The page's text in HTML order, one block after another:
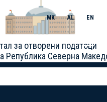
за отворени податоци
Република Северна
MK AL EN
Toggle